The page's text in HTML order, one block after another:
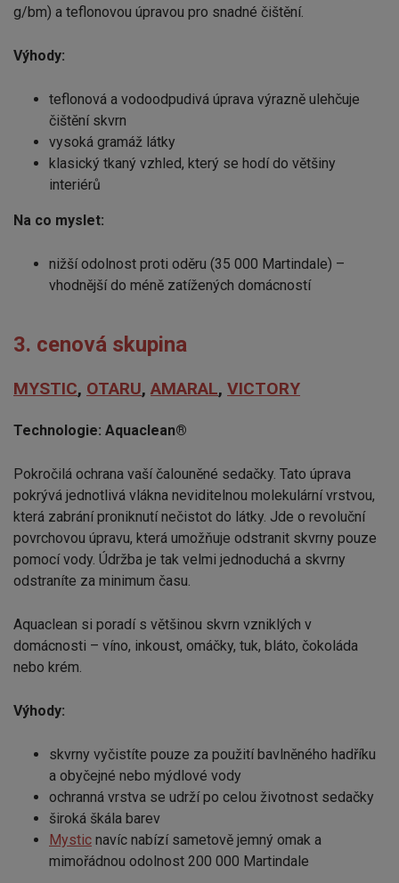
g/bm) a teflonovou úpravou pro snadné čištění.
Výhody:
teflonová a vodoodpudivá úprava výrazně ulehčuje
čištění skvrn
vysoká gramáž látky
klasický tkaný vzhled, který se hodí do většiny
interiérů
Na co myslet:
nižší odolnost proti oděru (35 000 Martindale) –
vhodnější do méně zatížených domácností
3. cenová skupina
MYSTIC, OTARU, AMARAL, VICTORY
Technologie: Aquaclean®
Pokročilá ochrana vaší čalouněné sedačky. Tato úprava
pokrývá jednotlivá vlákna neviditelnou molekulární vrstvou,
která zabrání proniknutí nečistot do látky. Jde o revoluční
povrchovou úpravu, která umožňuje odstranit skvrny pouze
pomocí vody. Údržba je tak velmi jednoduchá a skvrny
odstraníte za minimum času.
Aquaclean si poradí s většinou skvrn vzniklých v
domácnosti – víno, inkoust, omáčky, tuk, bláto, čokoláda
nebo krém.
Výhody:
skvrny vyčistíte pouze za použití bavlněného hadříku
a obyčejné nebo mýdlové vody
ochranná vrstva se udrží po celou životnost sedačky
široká škála barev
Mystic navíc nabízí sametově jemný omak a
mimořádnou odolnost 200 000 Martindale